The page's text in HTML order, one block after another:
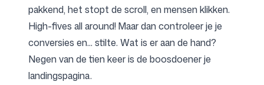
pakkend, het stopt de scroll, en mensen klikken.
High-fives all around! Maar dan controleer je je
conversies en... stilte. Wat is er aan de hand?
Negen van de tien keer is de boosdoener je
landingspagina.